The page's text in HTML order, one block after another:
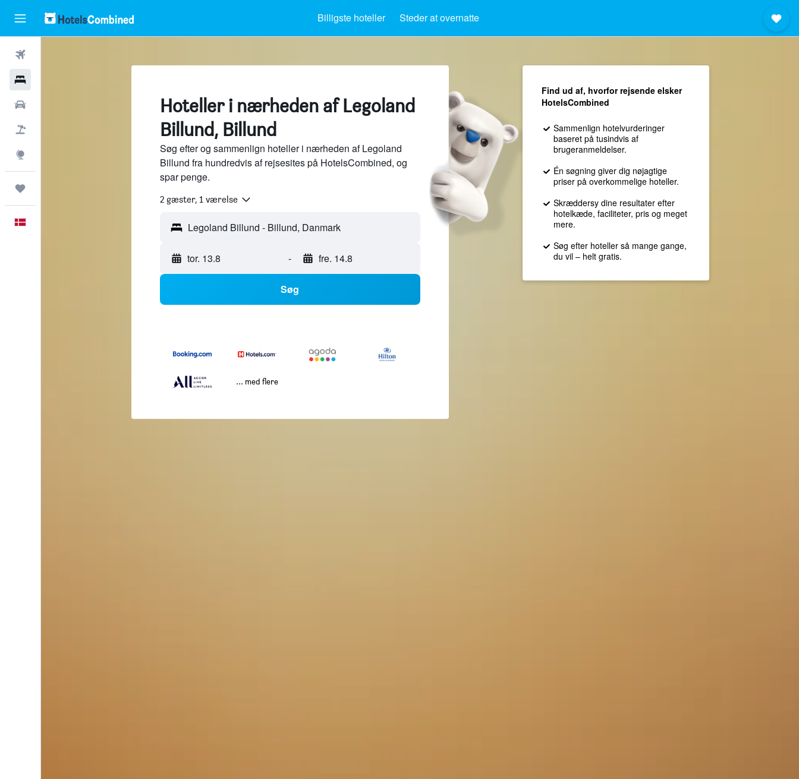
Billigste hoteller Steder at overnatte
Hoteller i nærheden af Legoland
Billund, Billund
Søg efter og sammenlign hoteller i nærheden af Legoland
Billund fra hundredvis af rejsesites på HotelsCombined, og
spar penge.
2 gæster, 1 værelse
tor. 13.8 - fre. 14.8
Søg
... med flere
Find ud af, hvorfor rejsende elsker
HotelsCombined
Sammenlign hotelvurderinger
baseret på tusindvis af
brugeranmeldelser.
Én søgning giver dig nøjagtige
priser på overkommelige hoteller.
Skræddersy dine resultater efter
hotelkæde, faciliteter, pris og meget
mere.
Søg efter hoteller så mange gange,
du vil – helt gratis.